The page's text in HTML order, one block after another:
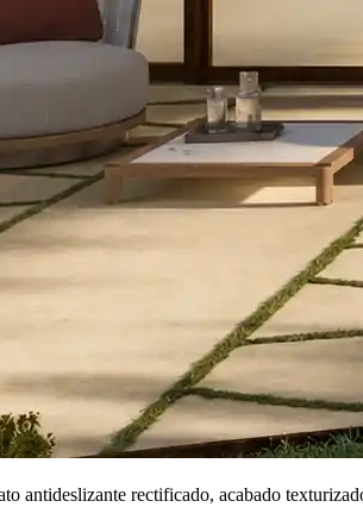
antideslizante rectificado, acabado